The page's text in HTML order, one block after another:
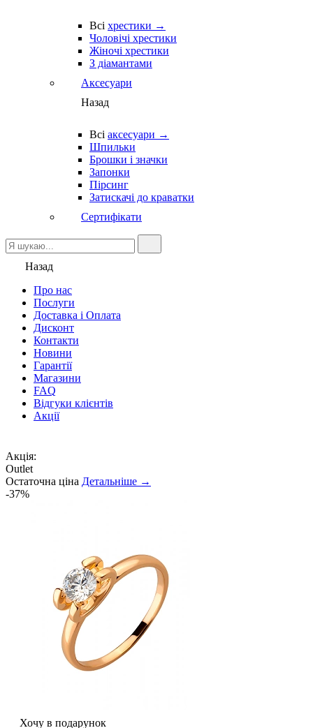
Всі хрестики →
Чоловічі хрестики
Жіночі хрестики
З діамантами
Аксесуари
Назад
Всі аксесуари →
Шпильки
Брошки і значки
Запонки
Пірсинг
Затискачі до краватки
Сертифікати
Назад
Про нас
Послуги
Доставка і Оплата
Дисконт
Контакти
Новини
Гарантії
Магазини
FAQ
Відгуки клієнтів
Акції
Акція:
Outlet
Остаточна ціна Детальніше →
-37%
Хочу в подарунок